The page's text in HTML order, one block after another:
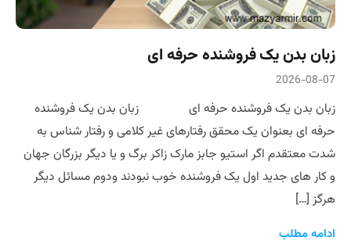
زبان بدن یک فروشنده حرفه ای
2026-08-07
زبان بدن یک فروشنده حرفه ای زبان بدن یک فروشنده
حرفه ای بعنوان یک محقق رفتارهای غیر کلامی و رفتار شناس به
شدت معتقدم اگر استیو جابز مارک زاکر برگ و یا دیگر بزرگان جهان
و کار های جدید اول یک فروشنده خوب نبودند ودوم مسائل دیگر
هرگز […]
ادامه مطلب